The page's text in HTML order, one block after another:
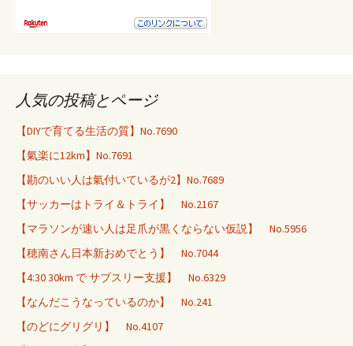
人気の投稿とページ
【DIYで育てる生活の質】No.7690
【氣楽に12km】No.7691
【勘のいい人は氣付いているが2】No.7689
【サッカーはトライ＆トライ】 No.2167
【マラソンが速い人は足爪が黒くならない仮説】 No.5956
【穂南さん日本新おめでとう】 No.7044
【4:30 30km で サブスリー支援】 No.6329
【なんだこうなっているのか】 No.241
【のどにグリグリ】 No.4107